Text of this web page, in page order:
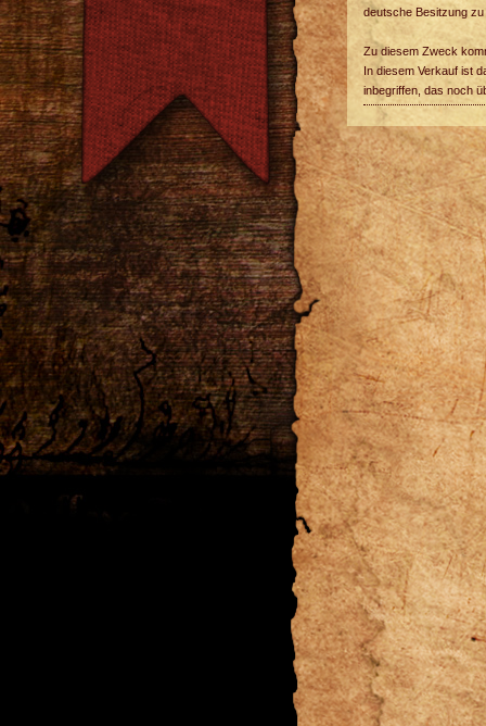
deutsche Besitzung
Zu diesem Zweck
In diesem Verkauf ist
inbegriffen, das noch